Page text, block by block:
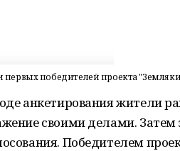
первых победителей проекта
анкетирования жители
своими делами.
Победителем